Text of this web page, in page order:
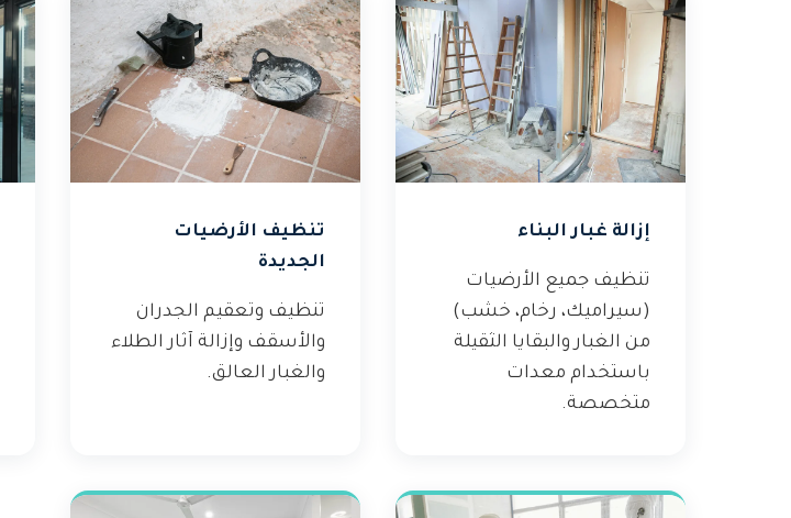
إزالة غبار البناء
تنظيف جميع الأرضيات
(سيراميك، رخام، خشب)
من الغبار والبقايا الثقيلة
باستخدام معدات
متخصصة.
تنظيف الأرضيات
الجديدة
تنظيف وتعقيم الجدران
والأسقف وإزالة آثار الطلاء
والغبار العالق.